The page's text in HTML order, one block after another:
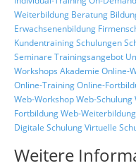
Weiterbildung Beratung
Erwachsenenbildung
KundentrainingSchulungen
Seminare Trainingsangebot
Workshops Akademie Online-
Online-TrainingOnline-
Web-WorkshopWeb-Schulung
FortbildungWeb-Weiterbildung
Digitale SchulungVirtuelle
Weitere